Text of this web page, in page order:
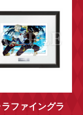
ファイングラ